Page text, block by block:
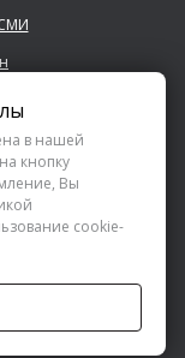
ПРОЕКТОВ»
в нашей
кнопку
Вы
cookie-